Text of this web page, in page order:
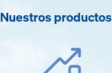
Nuestros productos